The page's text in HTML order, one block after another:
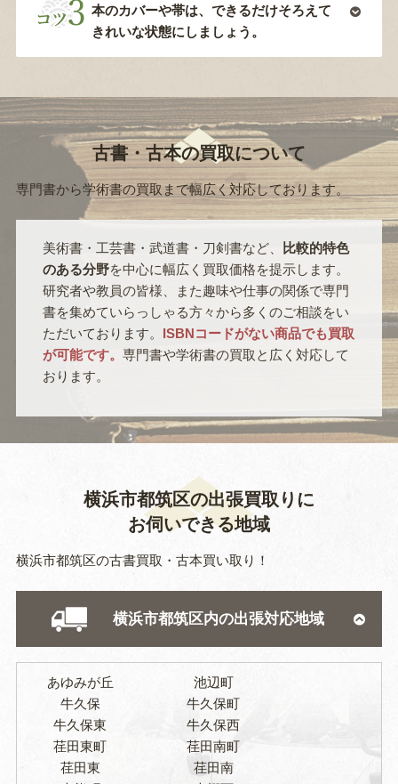
本のカバーや帯は、できるだけそろえて
きれいな状態にしましょう。
古書・古本の買取について
専門書から学術書の買取まで幅広く対応しております。
美術書・工芸書・武道書・刀剣書など、
比較的特色
のある分野を中心に幅広く買取価格を提示します。
研究者や教員の皆様、また趣味や仕事の関係で専門
書を集めていらっしゃる方々から多くのご相談をい
ただいております。 ISBNコードがない商品でも買取
が可能です。 専門書や学術書の買取と広く対応して
おります。
横浜市都筑区の出張買取りに
お伺いできる地域
横浜市都筑区の古書買取・古本買い取り！
横浜市都筑区内の出張対応地域
あゆみが丘
池辺町
牛久保
牛久保町
牛久保東
牛久保西
荏田東町
荏田南町
荏田東
荏田南